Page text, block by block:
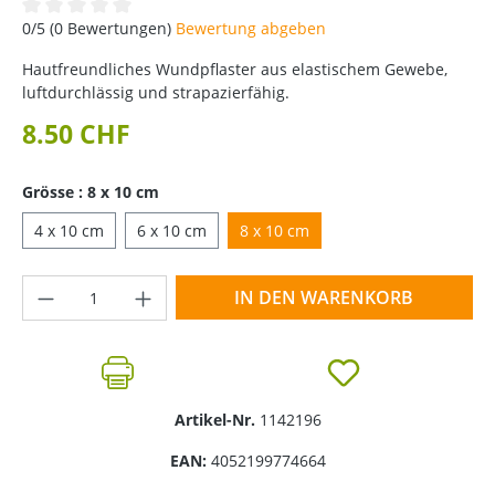
Durchschnittliche Bewertung von 0 von 5 Sternen
0/5 (0 Bewertungen) Bewertung abgeben
Hautfreundliches Wundpflaster aus elastischem Gewebe,
luftdurchlässig und strapazierfähig.
8.50 CHF
Grösse : 8 x 10 cm
4 x 10 cm
6 x 10 cm 8 x 10 cm
Produkt Anzahl: Gib den gewünschten
IN DEN WARENKORB
Artikel-Nr. 1142196
EAN: 4052199774664